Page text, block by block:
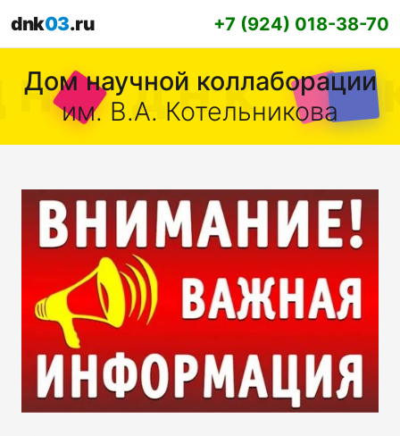
dnk03.ru +7 (924) 018-38-70
Дом научной коллаборации
им. В.А. Котельникова